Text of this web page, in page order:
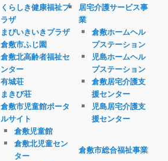
くらしき健康福祉プ
ラザ
まびいきいきプラザ
倉敷市ふじ園
倉敷北高齢者福祉セ
ンター
有城荘
まきび荘
倉敷市児童館ポータ
ルサイト
倉敷児童館
倉敷北児童セン
ター
居宅介護サービス事
業
倉敷ホームヘル
プステーション
児島ホームヘル
プステーション
倉敷居宅介護支
援センター
児島居宅介護支
援センター
倉敷市総合福祉事業